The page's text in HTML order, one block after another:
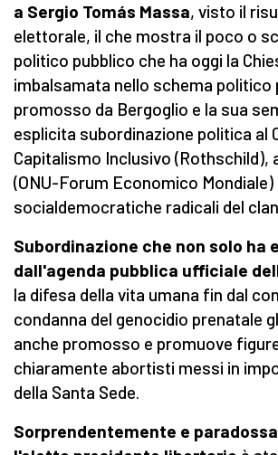
a Sergio Tomás Massa, visto il
elettorale, il che mostra il poco o
politico pubblico che ha oggi la
imbalsamata nello schema
promosso da Bergoglio e la sua
esplicita subordinazione politica al
Capitalismo Inclusivo (Rothschild),
(ONU-Forum Economico
socialdemocratiche radicali del
Subordinazione che non solo ha
dall'agenda pubblica ufficiale
la difesa della vita umana fin dal
condanna del genocidio prenatale
anche promosso e promuove
chiaramente abortisti messi in
della Santa Sede.
Sorprendentemente e